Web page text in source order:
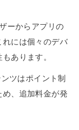
ーからアプリの
には個々のデバ
あります。
ツはポイント制
め、追加料金が発